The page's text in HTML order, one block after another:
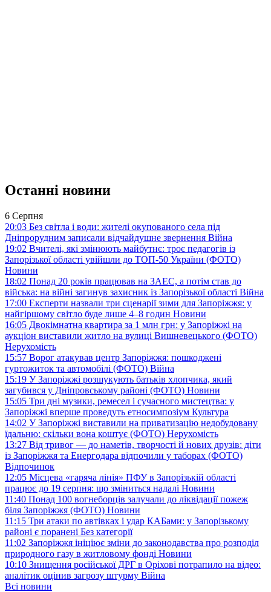
Останні новини
6 Серпня
20:03 Без світла і води: жителі окупованого села під
Дніпрорудним записали відчайдушне звернення Війна
19:02 Вчителі, які змінюють майбутнє: троє педагогів із
Запорізької області увійшли до ТОП-50 України (ФОТО)
Новини
18:02 Понад 20 років працював на ЗАЕС, а потім став до
війська: на війні загинув захисник із Запорізької області Війна
17:00 Експерти назвали три сценарії зими для Запоріжжя: у
найгіршому світло буде лише 4–8 годин Новини
16:05 Двокімнатна квартира за 1 млн грн: у Запоріжжі на
аукціон виставили житло на вулиці Вишневецького (ФОТО)
Нерухомість
15:57 Ворог атакував центр Запоріжжя: пошкоджені
гуртожиток та автомобілі (ФОТО) Війна
15:19 У Запоріжжі розшукують батьків хлопчика, який
загубився у Дніпровському районі (ФОТО) Новини
15:05 Три дні музики, ремесел і сучасного мистецтва: у
Запоріжжі вперше проведуть етносимпозіум Культура
14:02 У Запоріжжі виставили на приватизацію недобудовану
їдальню: скільки вона коштує (ФОТО) Нерухомість
13:27 Від тривог — до наметів, творчості й нових друзів: діти
із Запоріжжя та Енергодара відпочили у таборах (ФОТО)
Відпочинок
12:05 Місцева «гаряча лінія» ПФУ в Запорізькій області
працює до 19 серпня: що зміниться надалі Новини
11:40 Понад 100 вогнеборців залучали до ліквідації пожеж
біля Запоріжжя (ФОТО) Новини
11:15 Три атаки по автівках і удар КАБами: у Запорізькому
районі є поранені Без категорії
11:02 Запоріжжя ініціює зміни до законодавства про розподіл
природного газу в житловому фонді Новини
10:10 Знищення російської ДРГ в Оріхові потрапило на відео:
аналітик оцінив загрозу штурму Війна
Всі новини